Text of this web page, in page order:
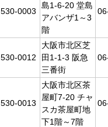
530-0003
島1-6-20 堂島
アバンザ1～3
階
530-0012
大阪市北区芝
田1-1-3 阪急
三番街
530-0013
大阪市北区茶
屋町7-20 チャ
スカ茶屋町地
下1階～7階